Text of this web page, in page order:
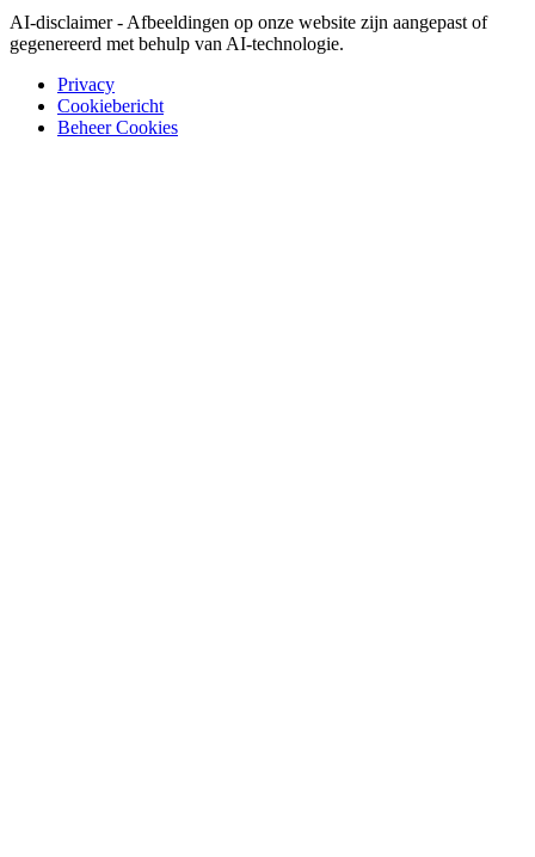
AI-disclaimer - Afbeeldingen op onze website zijn aangepast of
gegenereerd met behulp van AI-technologie.
Privacy
Cookiebericht
Beheer Cookies